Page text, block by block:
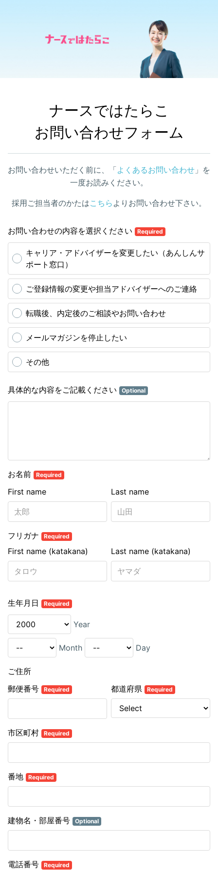
ナースではたらこ
お問い合わせフォーム
お問い合わせいただく前に、「よくあるお問い合わせ 」を
一度お読みください。
採用ご担当者のかたはこちら よりお問い合わせ下さい。
お問い合わせの内容を選択ください Required
キャリア・アドバイザーを変更したい（あんしんサ
ポート窓口）
ご登録情報の変更や担当アドバイザーへのご連絡
転職後、内定後のご相談やお問い合わせ
メールマガジンを停止したい
その他
具体的な内容をご記載ください Optional
お名前 Required
Last name
First name
フリガナ Required
Last name (katakana)
First name (katakana)
生年月日 Required
Year
Month Day
ご住所
郵便番号
Required 都道府県 Required
市区町村 Required
番地 Required
建物名・部屋番号 Optional
電話番号 Required